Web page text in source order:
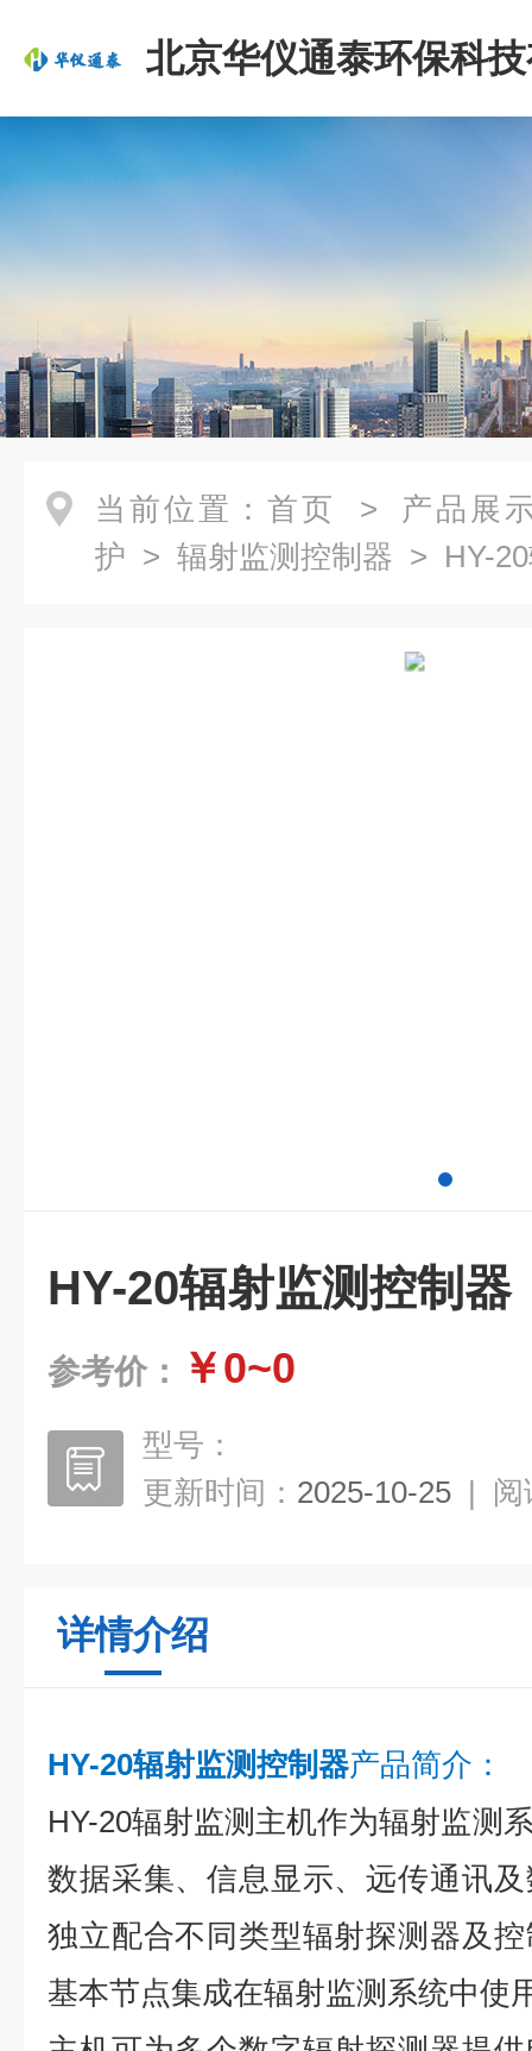
北京华仪通泰环保科
司
当前位置： 首页 > 产品展
护 > 辐射监测控制器 > HY-
HY-20辐射监测控制器
参考价： ￥0~0
型号：
更新时间： 2025-10-25 | 阅
详情介绍
HY-20辐射监测控制器产品简介：
HY-20辐射监测主机作为辐射监测
数据采集、信息显示、远传通讯
独立配合不同类型辐射探测器及
基本节点集成在辐射监测系统中使